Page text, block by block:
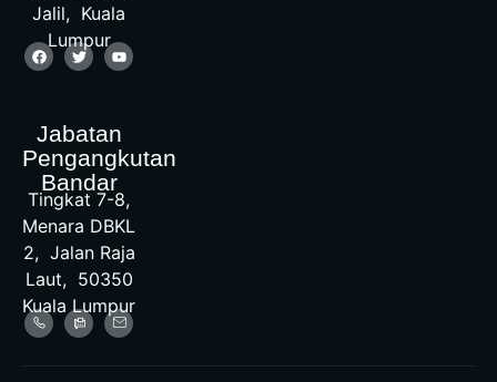
Jalil, Kuala
Lumpur
Jabatan
Pengangkutan
Bandar
Tingkat 7-8,
Menara DBKL
2, Jalan Raja
Laut, 50350
Kuala Lumpur